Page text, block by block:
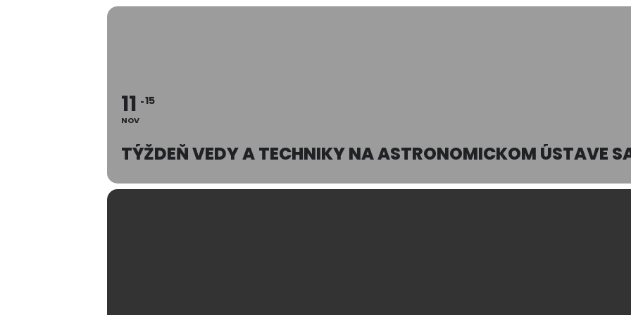
11
NOV
15
TÝŽDEŇ VEDY A TECHNIKY NA ASTRONOMICKOM ÚSTAVE